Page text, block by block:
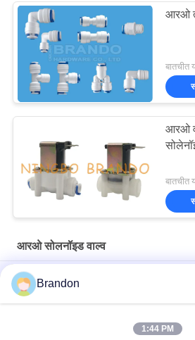
आरओ
बातचीत
आरओ
बातचीत
आरओ सोलनॉइड वाल्व
आरओ वाटर प्यूरीफायर वाल्व के लिए 12 वी सामान्य
EVI 3P/16 AMISCO टाइप हाइड्रोलिक
Brandon
1:44 PM